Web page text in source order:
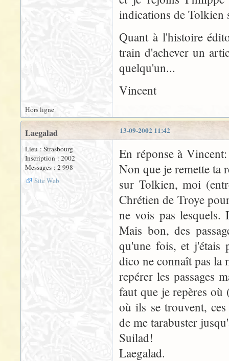
indications de Tolkien
Quant à l'histoire
train d'achever un
quelqu'un...
Vincent
Hors ligne
13-09-2002 11:42
Laegalad
Lieu : Strasbourg
Inscription : 2002
Messages : 2 998
Site Web
En réponse à
Non que je remette ta
sur Tolkien, moi
Chrétien de Troye
ne vois pas lesquels.
Mais bon, des
qu'une fois, et j'étais
dico ne connaît pas la
repérer les passages
faut que je repères où
où ils se trouvent,
de me tarabuster
Suilad!
Laegalad.